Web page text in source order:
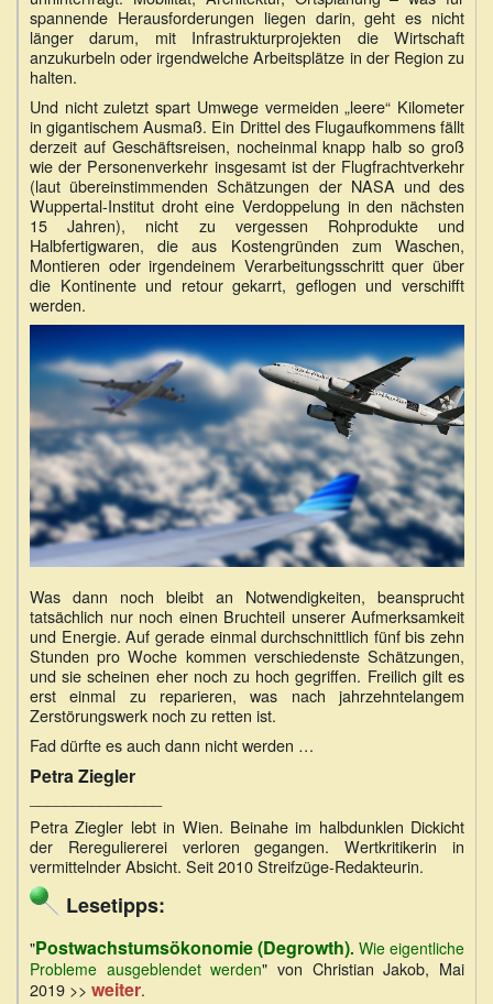
spannende Herausforderungen liegen darin, geht es nicht
länger darum, mit Infrastrukturprojekten die Wirtschaft
anzukurbeln oder irgendwelche Arbeitsplätze in der Region zu
halten.
Und nicht zuletzt spart Umwege vermeiden „leere“ Kilometer
in gigantischem Ausmaß. Ein Drittel des Flugaufkommens fällt
derzeit auf Geschäftsreisen, nocheinmal knapp halb so groß
wie der Personenverkehr insgesamt ist der Flugfrachtverkehr
(laut übereinstimmenden Schätzungen der NASA und des
Wuppertal-Institut droht eine Verdoppelung in den nächsten
15 Jahren), nicht zu vergessen Rohprodukte und
Halbfertigwaren, die aus Kostengründen zum Waschen,
Montieren oder irgendeinem Verarbeitungsschritt quer über
die Kontinente und retour gekarrt, geflogen und verschifft
werden.
Was dann noch bleibt an Notwendigkeiten, beansprucht
tatsächlich nur noch einen Bruchteil unserer Aufmerksamkeit
und Energie. Auf gerade einmal durchschnittlich fünf bis zehn
Stunden pro Woche kommen verschiedenste Schätzungen,
und sie scheinen eher noch zu hoch gegriffen. Freilich gilt es
erst einmal zu reparieren, was nach jahrzehntelangem
Zerstörungswerk noch zu retten ist.
Fad dürfte es auch dann nicht werden …
Petra Ziegler
Petra Ziegler lebt in Wien. Beinahe im halbdunklen Dickicht
der Rereguliererei verloren gegangen. Wertkritikerin in
vermittelnder Absicht. Seit 2010 Streifzüge-Redakteurin.
Lesetipps:
"Postwachstumsökonomie (Degrowth). Wie eigentliche
Probleme ausgeblendet werden" von Christian Jakob, Mai
2019 >> weiter.